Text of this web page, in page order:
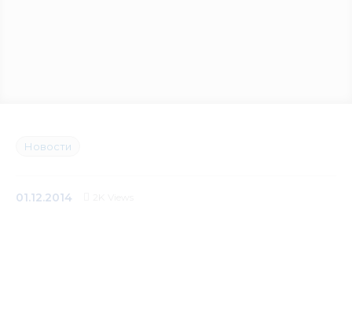
Контакты
Новости
01.12.2014